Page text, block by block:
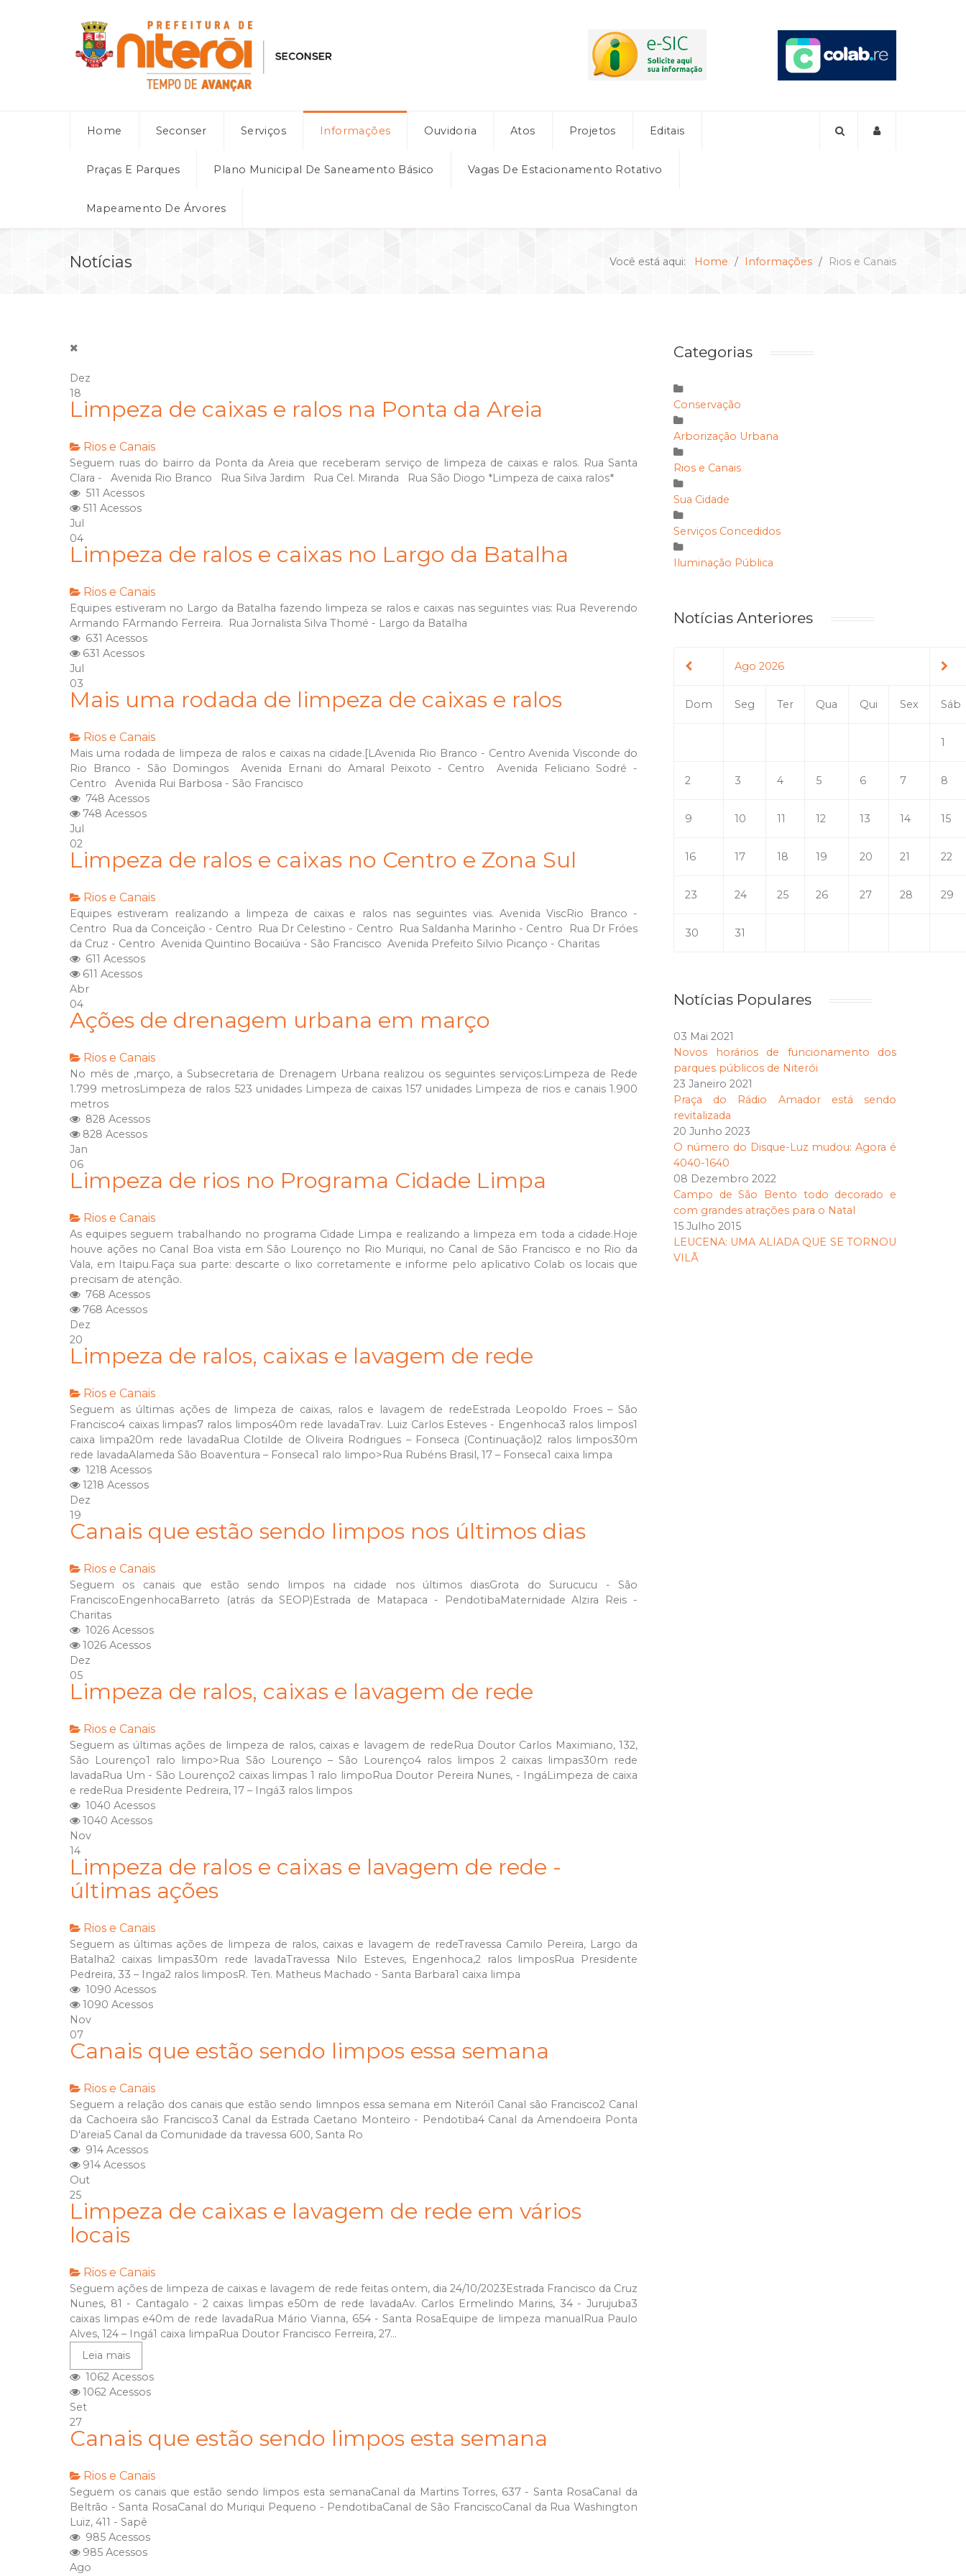
Home Seconser Serviços Informações Ouvidoria Atos Projetos Editais
Praças E Parques Plano Municipal De Saneamento Básico Vagas De Estacionamento Rotativo
Mapeamento De Árvores
Notícias Você está aqui: Home Informações Rios e Canais
Dez
18
Limpeza de caixas e ralos na Ponta da Areia
Rios e Canais
Seguem ruas do bairro da Ponta da Areia que receberam serviço de limpeza de caixas e ralos. Rua Santa
Clara - Avenida Rio Branco Rua Silva Jardim Rua Cel. Miranda Rua São Diogo *Limpeza de caixa ralos*
511 Acessos
511 Acessos
Jul
04
Limpeza de ralos e caixas no Largo da Batalha
Rios e Canais
Equipes estiveram no Largo da Batalha fazendo limpeza se ralos e caixas nas seguintes vias: Rua Reverendo
Armando FArmando Ferreira. Rua Jornalista Silva Thomé - Largo da Batalha
631 Acessos
631 Acessos
Jul
03
Mais uma rodada de limpeza de caixas e ralos
Rios e Canais
Mais uma rodada de limpeza de ralos e caixas na cidade.[LAvenida Rio Branco - Centro Avenida Visconde do
Rio Branco - São Domingos Avenida Ernani do Amaral Peixoto - Centro Avenida Feliciano Sodré -
Centro Avenida Rui Barbosa - São Francisco
748 Acessos
748 Acessos
Jul
02
Limpeza de ralos e caixas no Centro e Zona Sul
Rios e Canais
Equipes estiveram realizando a limpeza de caixas e ralos nas seguintes vias. Avenida ViscRio Branco -
Centro Rua da Conceição - Centro Rua Dr Celestino - Centro Rua Saldanha Marinho - Centro Rua Dr Fróes
da Cruz - Centro Avenida Quintino Bocaiúva - São Francisco Avenida Prefeito Silvio Picanço - Charitas
611 Acessos
611 Acessos
Abr
04
Ações de drenagem urbana em março
Rios e Canais
No mês de ,março, a Subsecretaria de Drenagem Urbana realizou os seguintes serviços:Limpeza de Rede
1.799 metrosLimpeza de ralos 523 unidades Limpeza de caixas 157 unidades Limpeza de rios e canais 1.900
metros
828 Acessos
828 Acessos
Jan
06
Limpeza de rios no Programa Cidade Limpa
Rios e Canais
As equipes seguem trabalhando no programa Cidade Limpa e realizando a limpeza em toda a cidade.Hoje
houve ações no Canal Boa vista em São Lourenço no Rio Muriqui, no Canal de São Francisco e no Rio da
Vala, em Itaipu.Faça sua parte: descarte o lixo corretamente e informe pelo aplicativo Colab os locais que
precisam de atenção.
768 Acessos
768 Acessos
Dez
20
Limpeza de ralos, caixas e lavagem de rede
Rios e Canais
Seguem as últimas ações de limpeza de caixas, ralos e lavagem de redeEstrada Leopoldo Froes – São
Francisco4 caixas limpas7 ralos limpos40m rede lavadaTrav. Luiz Carlos Esteves - Engenhoca3 ralos limpos1
caixa limpa20m rede lavadaRua Clotilde de Oliveira Rodrigues – Fonseca (Continuação)2 ralos limpos30m
rede lavadaAlameda São Boaventura – Fonseca1 ralo limpo>Rua Rubéns Brasil, 17 – Fonseca1 caixa limpa
1218 Acessos
1218 Acessos
Dez
19
Canais que estão sendo limpos nos últimos dias
Rios e Canais
Seguem os canais que estão sendo limpos na cidade nos últimos diasGrota do Surucucu - São
FranciscoEngenhocaBarreto (atrás da SEOP)Estrada de Matapaca - PendotibaMaternidade Alzira Reis -
Charitas
1026 Acessos
1026 Acessos
Dez
05
Limpeza de ralos, caixas e lavagem de rede
Rios e Canais
Seguem as últimas ações de limpeza de ralos, caixas e lavagem de redeRua Doutor Carlos Maximiano, 132,
São Lourenço1 ralo limpo>Rua São Lourenço – São Lourenço4 ralos limpos 2 caixas limpas30m rede
lavadaRua Um - São Lourenço2 caixas limpas 1 ralo limpoRua Doutor Pereira Nunes, - IngáLimpeza de caixa
e redeRua Presidente Pedreira, 17 – Ingá3 ralos limpos
1040 Acessos
1040 Acessos
Nov
14
Limpeza de ralos e caixas e lavagem de rede -
últimas ações
Rios e Canais
Seguem as últimas ações de limpeza de ralos, caixas e lavagem de redeTravessa Camilo Pereira, Largo da
Batalha2 caixas limpas30m rede lavadaTravessa Nilo Esteves, Engenhoca,2 ralos limposRua Presidente
Pedreira, 33 – Inga2 ralos limposR. Ten. Matheus Machado - Santa Barbara1 caixa limpa
1090 Acessos
1090 Acessos
Nov
07
Canais que estão sendo limpos essa semana
Rios e Canais
Seguem a relação dos canais que estão sendo limnpos essa semana em Niterói1 Canal são Francisco2 Canal
da Cachoeira são Francisco3 Canal da Estrada Caetano Monteiro - Pendotiba4 Canal da Amendoeira Ponta
D'areia5 Canal da Comunidade da travessa 600, Santa Ro
914 Acessos
914 Acessos
Out
25
Limpeza de caixas e lavagem de rede em vários
locais
Rios e Canais
Seguem ações de limpeza de caixas e lavagem de rede feitas ontem, dia 24/10/2023Estrada Francisco da Cruz
Nunes, 81 - Cantagalo - 2 caixas limpas e50m de rede lavadaAv. Carlos Ermelindo Marins, 34 - Jurujuba3
caixas limpas e40m de rede lavadaRua Mário Vianna, 654 - Santa RosaEquipe de limpeza manualRua Paulo
Alves, 124 – Ingá1 caixa limpaRua Doutor Francisco Ferreira, 27...
Leia mais
1062 Acessos
1062 Acessos
Set
27
Canais que estão sendo limpos esta semana
Rios e Canais
Seguem os canais que estão sendo limpos esta semanaCanal da Martins Torres, 637 - Santa RosaCanal da
Beltrão - Santa RosaCanal do Muriqui Pequeno - PendotibaCanal de São FranciscoCanal da Rua Washington
Luiz, 411 - Sapê
985 Acessos
985 Acessos
Ago
Categorias
Conservação
Arborização Urbana
Rios e Canais
Sua Cidade
Serviços Concedidos
Iluminação Pública
Notícias Anteriores
Ago 2026
Dom Seg Ter Qua Qui Sex Sáb
1
2 3 4 5 6 7 8
9 10 11 12 13 14 15
16 17 18 19 20 21 22
23 24 25 26 27 28 29
30 31
Notícias Populares
03 Mai 2021
Novos horários de funcionamento dos
parques públicos de Niterói
23 Janeiro 2021
Praça do Rádio Amador está sendo
revitalizada
20 Junho 2023
O número do Disque-Luz mudou: Agora é
4040-1640
08 Dezembro 2022
Campo de São Bento todo decorado e
com grandes atrações para o Natal
15 Julho 2015
LEUCENA: UMA ALIADA QUE SE TORNOU
VILÃ